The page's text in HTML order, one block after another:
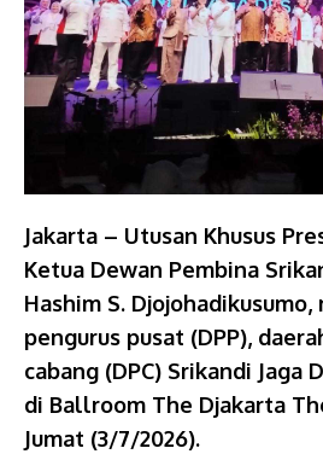
Jakarta – Utusan Khusus
Ketua Dewan Pembina
Hashim S.
pengurus pusat (DPP),
cabang (DPC) Srikandi Jaga
di Ballroom The Djakarta
Jumat (3/7/2026).